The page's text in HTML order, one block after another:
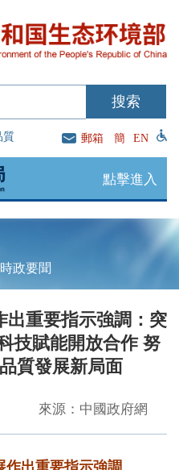
質 郵箱 簡 EN
點擊進入
時政要聞
出重要指示強調：突
技賦能開放合作 努
質發展新局面
來源：中國政府網